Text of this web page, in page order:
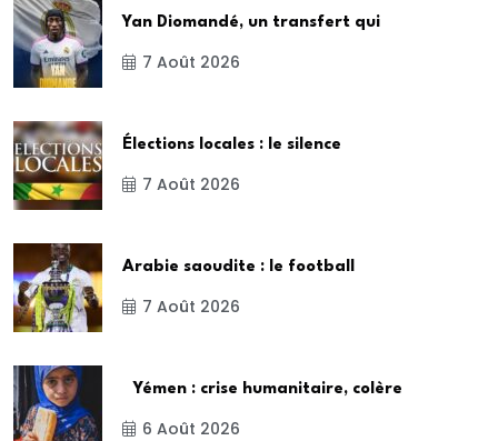
Yan Diomandé, un transfert qui
7 Août 2026
Élections locales : le silence
7 Août 2026
Arabie saoudite : le football
7 Août 2026
Yémen : crise humanitaire, colère
6 Août 2026